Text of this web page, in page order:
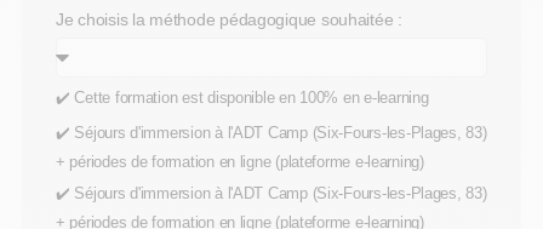
Je choisis la méthode pédagogique souhaitée :
✔️ Cette formation est disponible en 100% en e-learning
✔️ Séjours d'immersion à l'ADT Camp (Six-Fours-les-Plages, 83)
+ périodes de formation en ligne (plateforme e-learning)
✔️ Séjours d'immersion à l'ADT Camp (Six-Fours-les-Plages, 83)
+ périodes de formation en ligne (plateforme e-learning)